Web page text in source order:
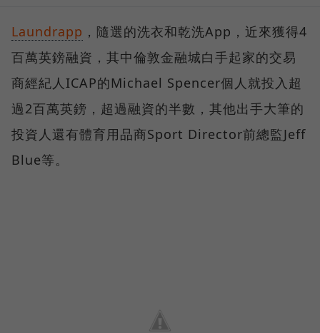
Laundrapp ，隨選的洗衣和乾洗App，近來獲得4
百萬英鎊融資，其中倫敦金融城白手起家的交易
商經紀人ICAP的Michael Spencer個人就投入超
過2百萬英鎊，超過融資的半數，其他出手大筆的
投資人還有體育用品商Sport Director前總監Jeff
Blue等。